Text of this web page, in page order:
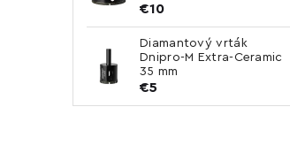
€10
Diamantový vrták
Dnipro-M Extra-Ceramic
35 mm
€5